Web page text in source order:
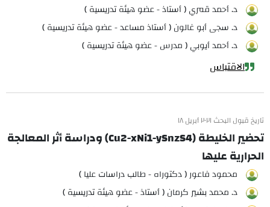
د. أحمد قمري ( أستاذ - عضو هيئة تدريسية )
د. سجى أبو غالون ( أستاذ مساعد - عضو هيئة تدريسية )
د. أحمد أيوبي ( مدرس - عضو هيئة تدريسية )
الاقتباس
تاريخ قبول البحث ٢٠٢١ أبريل ١٨
تحضير الخليطة (Cu2-xNi1-ySnzS4) ودراسة أثر المعالجة
الحرارية عليها
محمود فاعور ( دكتوراه - طالب دراسات عليا )
د. محمد بشير كرمان ( أستاذ - عضو هيئة تدريسية )